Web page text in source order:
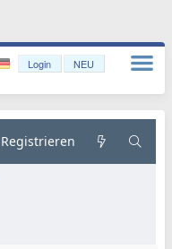
Login NEU
Registrieren